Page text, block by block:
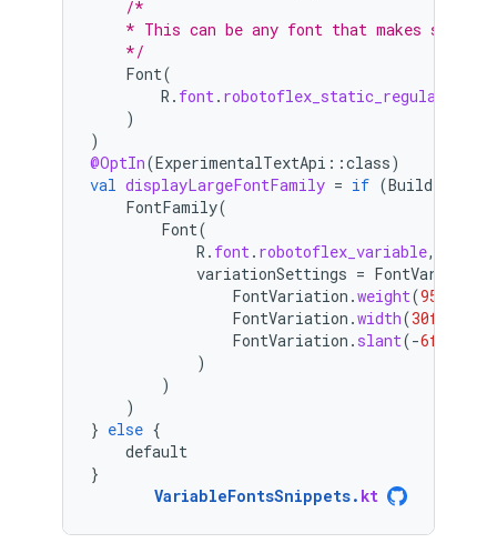
/*
    * This can be any font that makes sense
    */
Font(
R . font . robotoflex_static_regular
)
)
@OptIn(ExperimentalTextApi ::class)
val displayLargeFontFamily = if (Build
FontFamily(
Font(
R . font . robotoflex_variable,
variationSettings = FontVariation
FontVariation .weight(950
FontVariation .width(30f
FontVariation . slant(-6f
)
)
)
} else {
default
}
VariableFontsSnippets. kt